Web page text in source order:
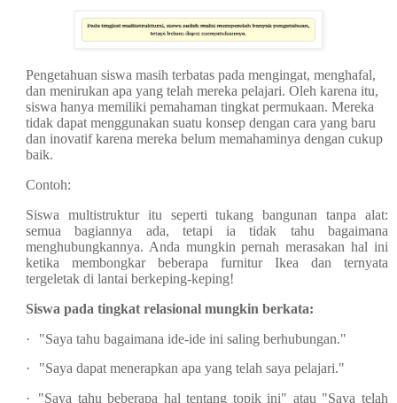
Pengetahuan siswa masih terbatas pada mengingat, menghafal,
dan menirukan apa yang telah mereka pelajari. Oleh karena itu,
siswa hanya memiliki pemahaman tingkat permukaan. Mereka
tidak dapat menggunakan suatu konsep dengan cara yang baru
dan inovatif karena mereka belum memahaminya dengan cukup
baik.
Contoh:
Siswa multistruktur itu seperti tukang bangunan tanpa alat:
semua bagiannya ada, tetapi ia tidak tahu bagaimana
menghubungkannya. Anda mungkin pernah merasakan hal ini
ketika membongkar beberapa furnitur Ikea dan ternyata
tergeletak di lantai berkeping-keping!
Siswa pada tingkat relasional mungkin berkata:
·
"Saya tahu bagaimana ide-ide ini saling berhubungan."
·
"Saya dapat menerapkan apa yang telah saya pelajari."
·
"Saya tahu beberapa hal tentang topik ini" atau "Saya telah